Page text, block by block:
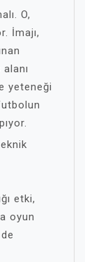
O,
İmajı,
yeteneği
etki,
oyun